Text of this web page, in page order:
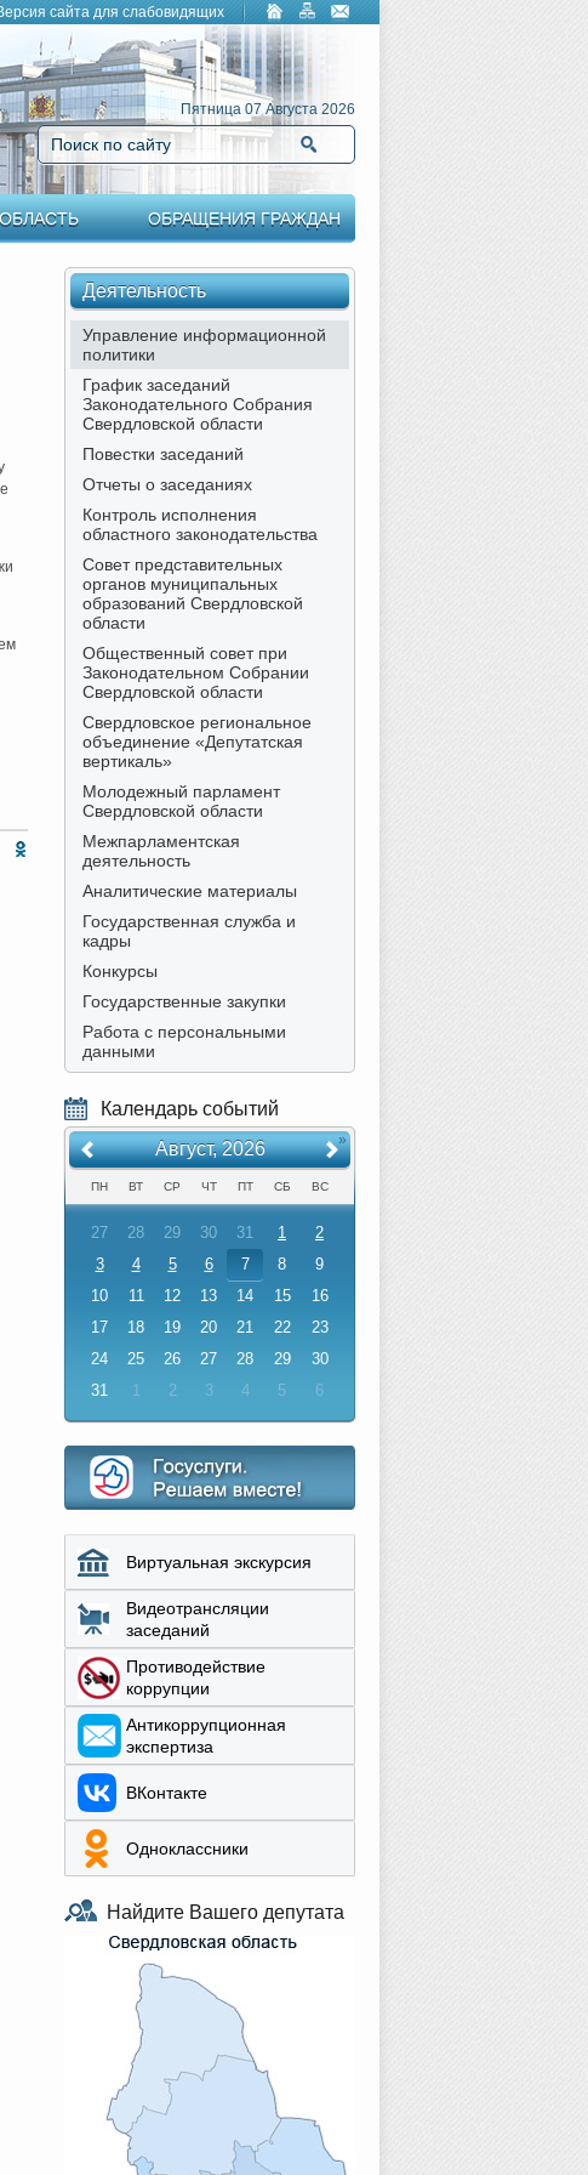
сайта для слабовидящих
Пятница 07 Августа 2026
Поиск по сайту
ОБЛАСТЬ ОБРАЩЕНИЯ ГРАЖДАН
Деятельность
Управление информационной
политики
График заседаний
Законодательного Собрания
Свердловской области
Повестки заседаний
Отчеты о заседаниях
Контроль исполнения
областного законодательства
Совет представительных
органов муниципальных
образований Свердловской
области
Общественный совет при
Законодательном Собрании
Свердловской области
Свердловское региональное
объединение «Депутатская
вертикаль»
Молодежный парламент
Свердловской области
Межпарламентская
деятельность
Аналитические материалы
Государственная служба и
кадры
Конкурсы
Государственные закупки
Работа с персональными
данными
Календарь событий
Август, 2026 »
ПН ВТ СР ЧТ ПТ СБ ВС
27 28 29 30 31 1
2
3
4 5 6 7 8
9
10
11 12 13 14 15
16
17
18 19 20 21 22
23
24
25 26 27 28 29
30
31
1 2 3 4 5 6
Виртуальная экскурсия
Видеотрансляции
заседаний
Противодействие
коррупции
Aнтикоррупционная
экспертиза
ВКонтакте
Одноклассники
Найдите Вашего депутата